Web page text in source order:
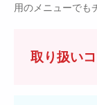
用のメニューでも
取り扱い